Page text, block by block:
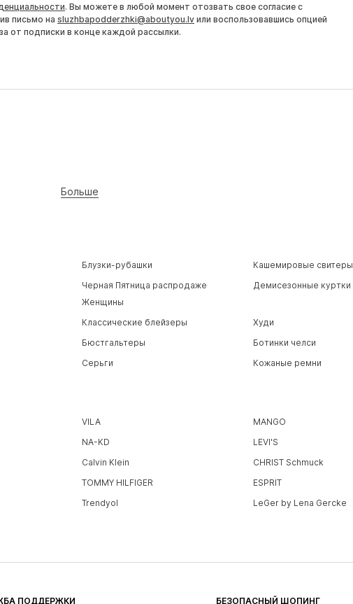
. Вы можете в любой момент отозвать свое согласие с
письмо на sluzhbapodderzhki@aboutyou.lv или воспользовавшись опцией
от подписки в конце каждой рассылки.
Блузки-рубашки
Кашемировые свитеры
Черная Пятница распродаже
Женщины
Демисезонные куртки
Классические блейзеры
Худи
Бюстгальтеры
Ботинки челси
Серьги Кожаные ремни
VILA
MANGO
NA-KD
LEVI'S
Calvin Klein
CHRIST Schmuck
TOMMY HILFIGER
ESPRIT
Trendyol LeGer by Lena Gercke
ПОДДЕРЖКИ БЕЗОПАСНЫЙ ШОПИНГ
Больше